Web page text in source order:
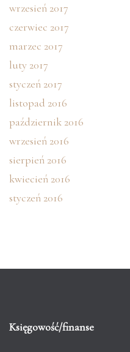
wrzesień 2017
czerwiec 2017
marzec 2017
luty 2017
styczeń 2017
listopad 2016
październik 2016
wrzesień 2016
sierpień 2016
kwiecień 2016
styczeń 2016
Księgowość/finanse